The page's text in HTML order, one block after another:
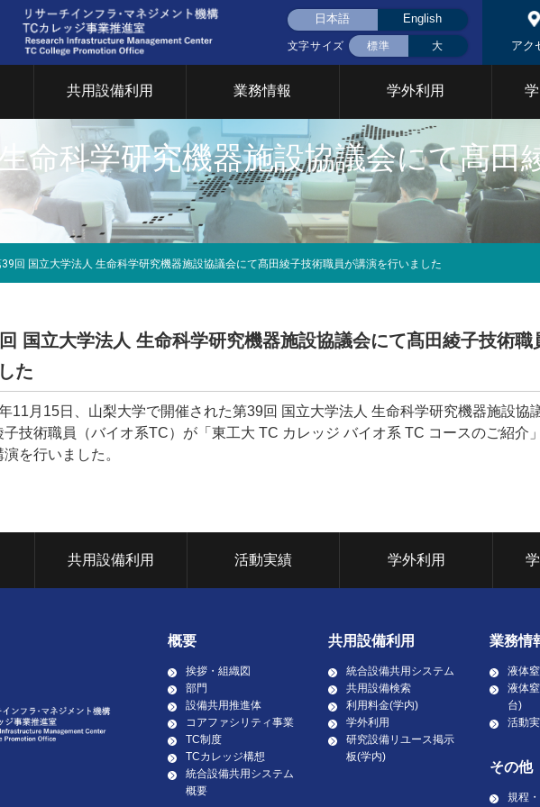
日本語 English
文字サイズ 標準 大 アク
ご挨拶 CFCについて
統合設備共用シス
要
部門について
研究基盤戦略室 TCカレッジ事業推進室 設計製作部門
マイクロプロセス部門
ファシリティステーション
部門
設備共用推進体
TCカレッジ 統合設備共用システム
共用設備利用
共用設備について 共用設備検索 統合設備共用シス
業務情報
液体窒素(大岡山)
液体窒素(すずかけ
台)
イベント
2026年 2025年 2024年 2023年 2022年 2021年
学外利用
39回 国立大学法人 生命科学研究機器施設協議会にて髙田綾子技術職員が講演を行いました
命科学研究機器施設協議会にて髙田
国立大学法人 生命科学研究機器施設協議会にて髙田綾子技術職
た
11月15日、山梨大学で開催された第39回 国立大学法人 生命科学研究機器施設協
子技術職員（バイオ系TC）が「東工大 TC カレッジ バイオ系 TC コースのご紹介
を行いました。
共用設備利用 活動実績 学外利用
概要
挨拶・組織図
部門
設備共用推進体
コアファシリティ事業
TC制度
TCカレッジ構想
統合設備共用システム
概要
共用設備利用
統合設備共用システム
共用設備検索
利用料金(学内)
学外利用
研究設備リユース掲示
板(学内)
業務情
液体
液体
台)
活動
その他
規程